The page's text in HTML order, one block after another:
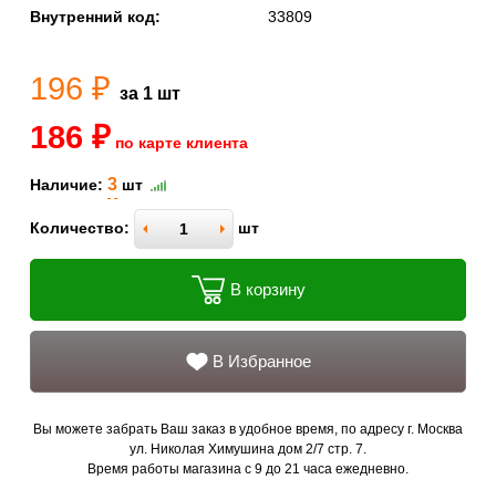
Внутренний код: 33809
196 ₽ за 1 шт
186 ₽ по карте клиента
Наличие: 3 шт
Количество: шт
В корзину
В Избранное
Вы можете забрать Ваш заказ в удобное время, по адресу г. Москва
ул. Николая Химушина дом 2/7 стр. 7.
Время работы магазина с 9 до 21 часа ежедневно.